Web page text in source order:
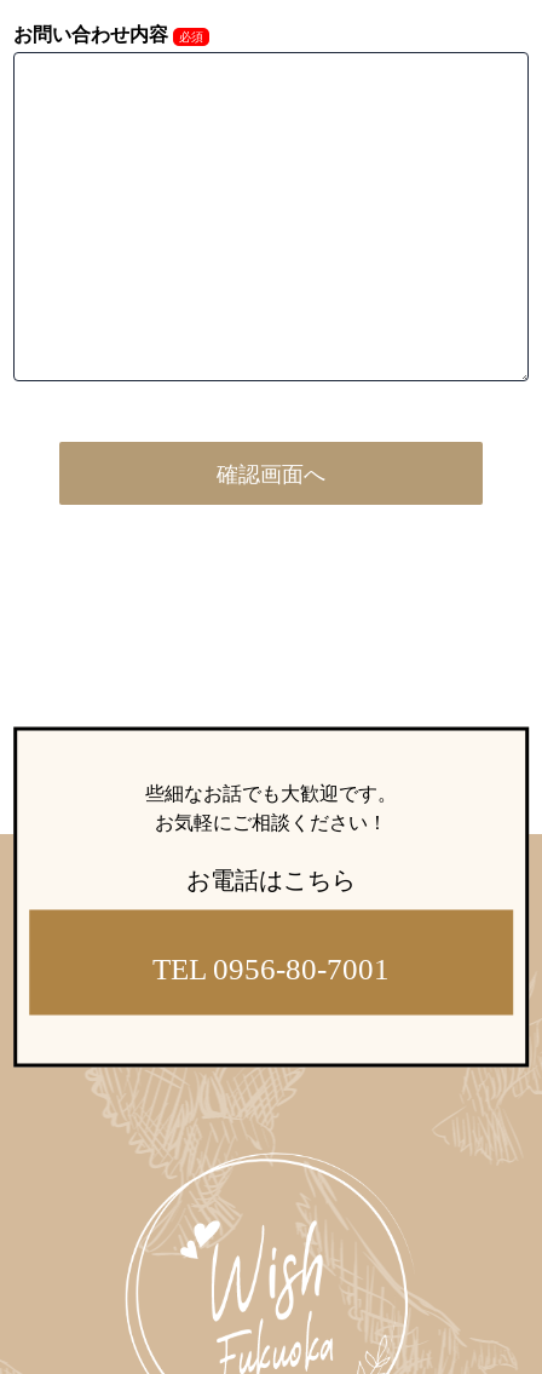
お問い合わせ内容 必須
些細なお話でも大歓迎です。
お気軽にご相談ください！
お電話はこちら
TEL 0956-80-7001